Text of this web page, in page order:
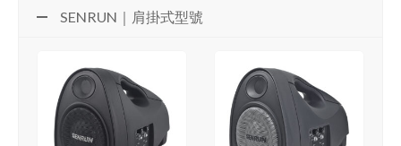
SENRUN｜肩掛式型號